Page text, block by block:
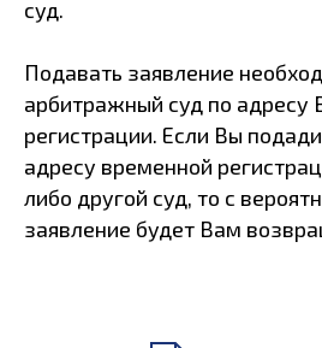
суд.
Подавать заявление
арбитражный суд по адресу
регистрации. Если Вы
адресу временной
либо другой суд, то с
заявление будет Вам